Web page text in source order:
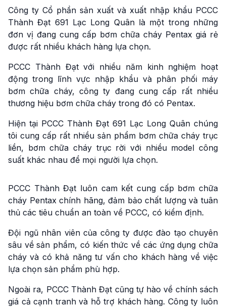
Công ty Cổ phần sản xuất và xuất nhập khẩu PCCC
Thành Đạt 691 Lạc Long Quân là một trong những
đơn vị đang cung cấp bơm chữa cháy Pentax giá rẻ
được rất nhiều khách hàng lựa chọn.
PCCC Thành Đạt với nhiều năm kinh nghiệm hoạt
động trong lĩnh vực nhập khẩu và phân phối máy
bơm chữa cháy, công ty đang cung cấp rất nhiều
thương hiệu bơm chữa cháy trong đó có Pentax.
Hiện tại PCCC Thành Đạt 691 Lạc Long Quân chúng
tôi cung cấp rất nhiều sản phẩm bơm chữa cháy trục
liền, bơm chữa cháy trục rời với nhiều model công
suất khác nhau để mọi người lựa chọn.
PCCC Thành Đạt luôn cam kết cung cấp bơm chữa
cháy Pentax chính hãng, đảm bảo chất lượng và tuân
thủ các tiêu chuẩn an toàn về PCCC, có kiểm định.
Đội ngũ nhân viên của công ty được đào tạo chuyên
sâu về sản phẩm, có kiến thức về các ứng dụng chữa
cháy và có khả năng tư vấn cho khách hàng về việc
lựa chọn sản phẩm phù hợp.
Ngoài ra, PCCC Thành Đạt cũng tự hào về chính sách
giá cả cạnh tranh và hỗ trợ khách hàng. Công ty luôn